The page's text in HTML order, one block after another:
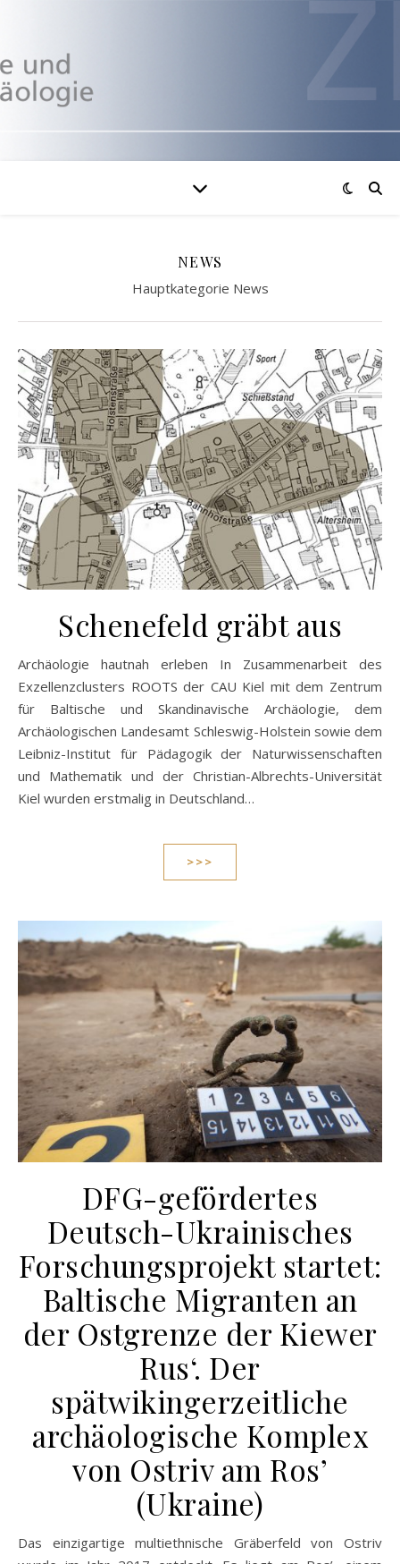
NEWS
Hauptkategorie News
Schenefeld gräbt aus
Archäologie hautnah erleben In Zusammenarbeit des
Exzellenzclusters ROOTS der CAU Kiel mit dem Zentrum
für Baltische und Skandinavische Archäologie, dem
Archäologischen Landesamt Schleswig-Holstein sowie dem
Leibniz-Institut für Pädagogik der Naturwissenschaften
und Mathematik und der Christian-Albrechts-Universität
Kiel wurden erstmalig in Deutschland…
>>>
DFG-gefördertes
Deutsch-Ukrainisches
Forschungsprojekt startet:
Baltische Migranten an
der Ostgrenze der Kiewer
Rus‘. Der
spätwikingerzeitliche
archäologische Komplex
von Ostriv am Ros’
(Ukraine)
Das einzigartige multiethnische Gräberfeld von Ostriv